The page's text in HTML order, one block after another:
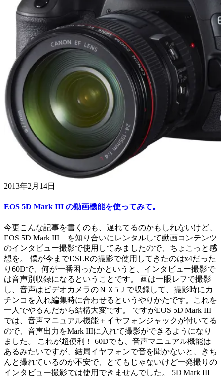
2013年2月14日
EOS 5D Mark III の動画機能を使ってみて。
今更こんな記事を書くのも、遅れてるのかもしれないけど、
EOS 5D Mark III を知り合いにレンタルして動画コンテンツ
のインタビュー撮影で使用してみましたので、ちょこっと感
想を。 僕が今までDSLRの撮影で使用してきたのはx4だった
り60Dで、何が一番困ったかというと、インタビュー撮影で
は音声別収録になるということです。 画は一眼レフで撮影
し、音声はビデオカメラのＮＸ5Ｊで収録して、撮影時にカ
チンコを入れ編集時に合わせるというやりかたです。これを
一人でやるんだから結構大変です。 ですがEOS 5D Mark III
では、音声マニュアル機能＋イヤフォンジャックが付いてる
ので、音声出力をMark IIIに入れて撮影ができるようになり
ました。 これが超便利！ 60Dでも、音声マニュアル機能は
あるみたいですが、結局イヤフォンで音を聞かないと、きち
んと撮れているのか不安で、とてもじゃないけど一発撮りの
インタビュー撮影では使用できませんでした。 5D Mark III